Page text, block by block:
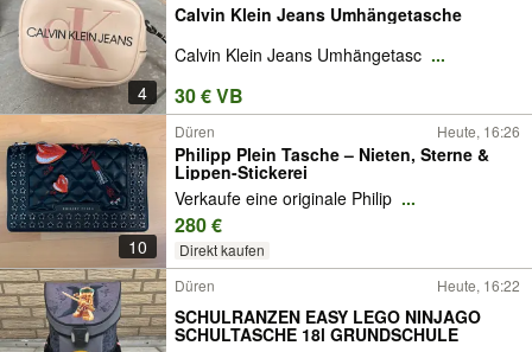
4
Calvin Klein Jeans Umhängetasche
Calvin Klein Jeans Umhängetasc ...
30 € VB
10
Düren Heute, 16:26
Philipp Plein Tasche – Nieten, Sterne &
Lippen-Stickerei
Verkaufe eine originale Philip ...
280 €
Direkt kaufen
Düren Heute, 16:22
SCHULRANZEN EASY LEGO NINJAGO
SCHULTASCHE 18l GRUNDSCHULE